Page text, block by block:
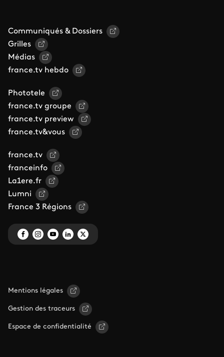
Communiqués & Dossiers
Grilles
Médias
france.tv hebdo
Phototele
france.tv groupe
france.tv preview
france.tv&vous
france.tv
franceinfo
La1ere.fr
Lumni
France 3 Régions
Mentions légales
Gestion des traceurs
Espace de confidentialité